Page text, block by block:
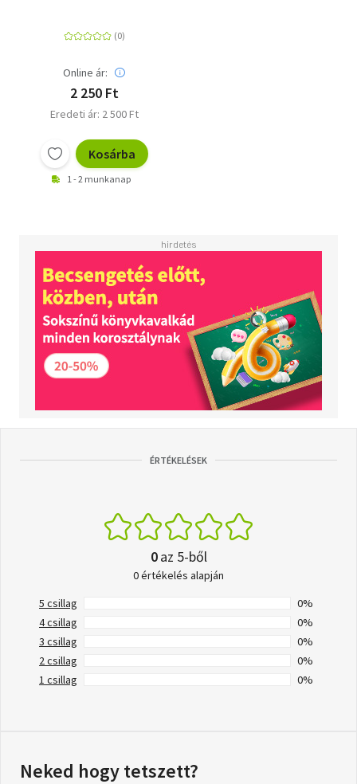
dokumentumok az
betörésről
Online ár:
2 250 Ft
Eredeti ár: 2 500 Ft
Kosárba
1 - 2 munkanap
ÉRTÉKELÉSEK
0az 5-ből
0 értékelés alapján
5 csillag
0%
4 csillag
0%
3 csillag
0%
2 csillag
0%
1 csillag
0%
Neked hogy tetszett?